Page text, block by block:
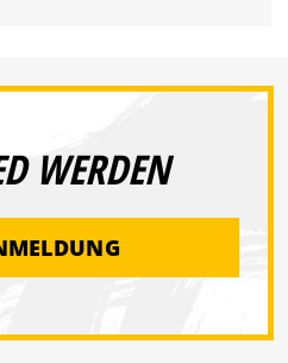
WERDEN